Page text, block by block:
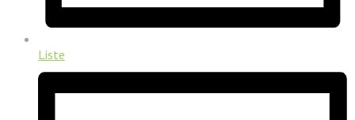
Liste